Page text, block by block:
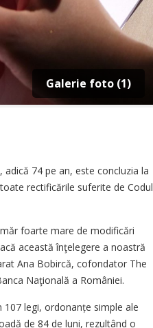
Galerie foto (1)
74 pe an, este concluzia la
rectificările suferite de Codul
foarte mare de modificări
această înţelegere a noastră
Ana Bobircă, cofondator The
Naţională a României.
legi, ordonanțe simple ale
de 84 de luni, rezultând o